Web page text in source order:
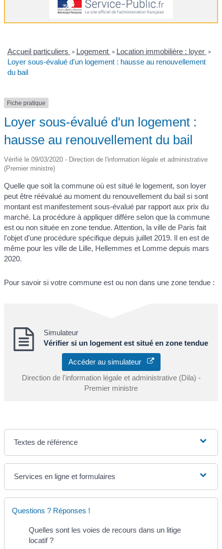
Accueil particuliers > Logement > Location immobilière : loyer >
Loyer sous-évalué d'un logement : hausse au renouvellement
du bail
Fiche pratique
Loyer sous-évalué d'un logement :
hausse au renouvellement du bail
Vérifié le 09/03/2020 - Direction de l'information légale et administrative
(Premier ministre)
Quelle que soit la commune où est situé le logement, son loyer
peut être réévalué au moment du renouvellement du bail si sont
montant est manifestement sous-évalué par rapport aux prix du
marché. La procédure à appliquer diffère selon que la commune
est ou non située en zone tendue. Attention, la ville de Paris fait
l'objet d'une procédure spécifique depuis juillet 2019. Il en est de
même pour les ville de Lille, Hellemmes et Lomme depuis mars
2020.
Pour savoir si votre commune est ou non dans une zone tendue :
Simulateur
Vérifier si un logement est situé en zone tendue
Accéder au simulateur
Direction de l'information légale et administrative (Dila) -
Premier ministre
Textes de référence
Services en ligne et formulaires
Questions ? Réponses !
Quelles sont les voies de recours dans un litige
locatif ?